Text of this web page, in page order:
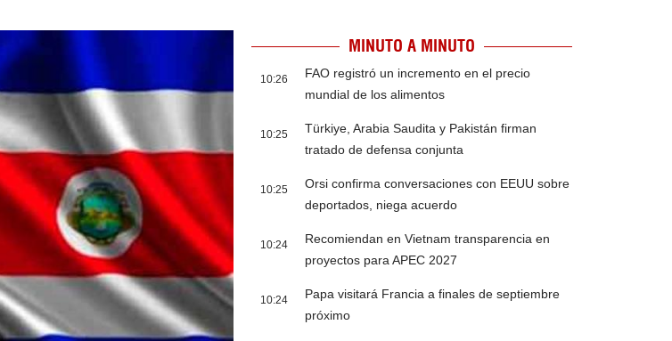
MINUTO A MINUTO
10:26
FAO registró un incremento en el precio
mundial de los alimentos
10:25
Türkiye, Arabia Saudita y Pakistán firman
tratado de defensa conjunta
10:25
Orsi confirma conversaciones con EEUU sobre
deportados, niega acuerdo
10:24
Recomiendan en Vietnam transparencia en
proyectos para APEC 2027
10:24
Papa visitará Francia a finales de septiembre
próximo